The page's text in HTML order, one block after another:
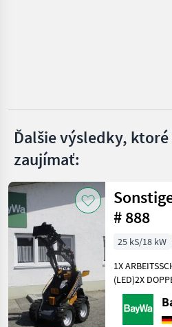
JCB
Zobraziť
všetkých
28
MARKETPLACE
Marketplace
Ponuky
predajcov inzeráty
Ďalšie výsledky,
zaujímať:
# 888
25 kS/18 kW
1X
(LED)2X
UNTER DER